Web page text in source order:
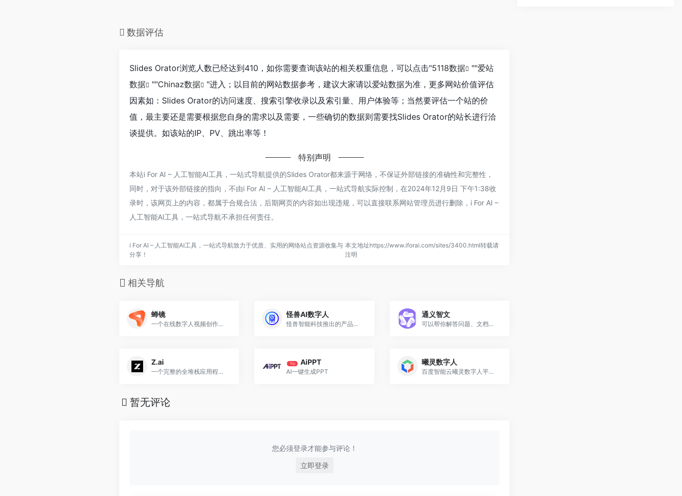
数据评估
Slides Orator浏览人数已经达到410，如你需要查询该站的相关权重信息，可以点击"5118数据 ""爱站
数据
""Chinaz数据
"进入；以目前的网站数据参考，建议大家请以爱站数据为准，更多网站价值评估
因素如：Slides Orator的访问速度、搜索引擎收录以及索引量、用户体验等；当然要评估一个站的价
值，最主要还是需要根据您自身的需求以及需要，一些确切的数据则需要找Slides Orator的站长进行洽
谈提供。如该站的IP、PV、跳出率等！
特别声明
本站i For AI – 人工智能AI工具，一站式导航提供的Slides Orator都来源于网络，不保证外部链接的准确性和完整性，
同时，对于该外部链接的指向，不由i For AI – 人工智能AI工具，一站式导航实际控制，在2024年12月9日 下午1:38收
录时，该网页上的内容，都属于合规合法，后期网页的内容如出现违规，可以直接联系网站管理员进行删除，i For AI –
人工智能AI工具，一站式导航不承担任何责任。
i For AI – 人工智能AI工具，一站式导航致力于优质、实用的网络站点资源收集与
分享！
本文地址https://www.iforai.com/sites/3400.html转载请
注明
相关导航
蝉镜
一个在线数字人视频创作平台，它利用AI简化视频创作的过程，提供AI数字人播报、AI数字人短视频制作、AI数字人分身定制等服务
怪兽AI数字人
怪兽智能科技推出的产品，包含全息交互数字人、3D超写实交互数字人
通义智文
可以帮你解答问题、文档阅读、联网搜索并写作总结，最多支持1000万字的文档速读
Z.ai
一个完整的全堆栈应用程序、一个令人惊叹的演示文稿或者专业级的写作ーー然后立即得到结果
Top AiPPT
AI一键生成PPT
曦灵数字人
百度智能云曦灵数字人平台，该平台提供数字人形象定制、数字人直播、视频、对话等多场景应用服务
暂无评论
您必须登录才能参与评论！
立即登录